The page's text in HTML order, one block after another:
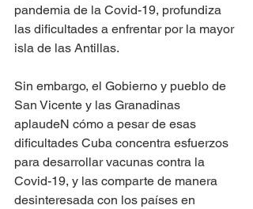
pandemia de la Covid-19, profundiza
las dificultades a enfrentar por la mayor
isla de las Antillas.
Sin embargo, el Gobierno y pueblo de
San Vicente y las Granadinas
aplaudeN cómo a pesar de esas
dificultades Cuba concentra esfuerzos
para desarrollar vacunas contra la
Covid-19, y las comparte de manera
desinteresada con los países en